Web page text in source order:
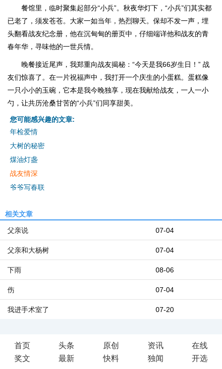
餐馆里，临时聚集起部分“小兵”。秋夜华灯下，“小兵”们其实都
已老了，须发苍苍。大家一如当年，热烈聊天。保却不发一声，埋
头翻看战友纪念册，他在沉甸甸的册页中，仔细端详他和战友的青
春年华，寻味他的一世兵情。
晚餐接近尾声，我郑重向战友揭秘：“今天是我66岁生日！” 战
友们惊喜了。在一片祝福声中，我打开一个庆生的小蛋糕。蛋糕像
一只小小的玉碗，它本是我今晚独享，现在我献给战友，一人一小
勺，让共历沧桑甘苦的“小兵”们同享甜美。
您可能感兴趣的文章:
年检爱情
大树的秘密
煤油灯盏
战友情深
爷爷写春联
相关文章
07-04
父亲说
07-04
父亲和大杨树
08-06
下雨
07-04
伤
07-20
我进手术室了
首页 头条 原创 资讯
在线
奖文
最新 快料 独闻 开选